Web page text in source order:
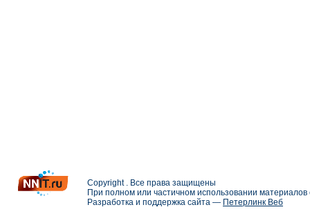
Copyright . Все права защищены
При полном или частичном использовании
Разработка и поддержка сайта — Петерлинк Веб